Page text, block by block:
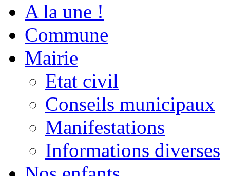
A la une !
Commune
Mairie
Etat civil
Conseils municipaux
Manifestations
Informations diverses